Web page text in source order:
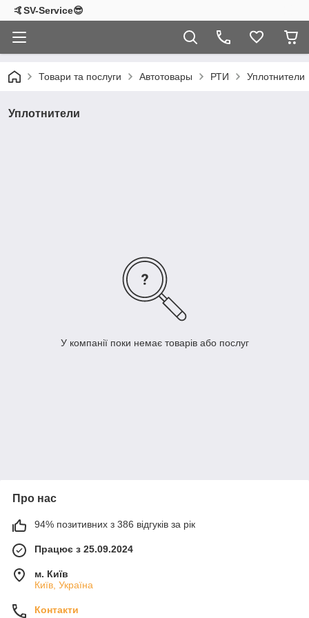
🤙SV-Service😎
Товари та послуги Автотовары РТИ Уплотнители
Уплотнители
У компанії поки немає товарів або послуг
Про нас
94% позитивних з 386 відгуків за рік
Працює з 25.09.2024
м. Київ
Київ, Україна
Контакти